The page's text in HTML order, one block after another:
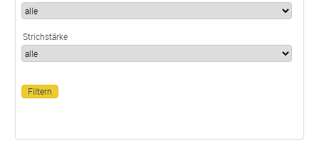
Strichstärke